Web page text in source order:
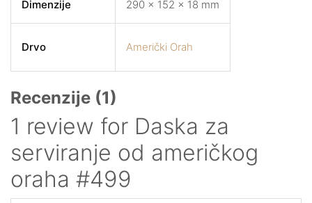
Dimenzije 290 × 152 × 18 mm
Drvo Američki Orah
Recenzije (1)
1 review for Daska za
serviranje od američkog
oraha #499